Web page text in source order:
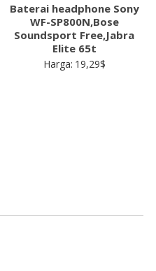
Baterai headphone Sony
WF-SP800N,Bose
Soundsport Free,Jabra
Elite 65t
Harga: 19,29$